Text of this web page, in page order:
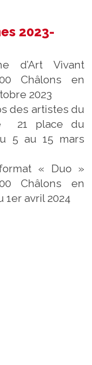
2023-
d’Art Vivant
Châlons en
2023
des artistes du
21 place du
5 au 15 mars
« Duo »
Châlons en
1er avril 2024